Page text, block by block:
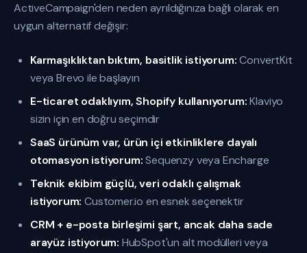
ActiveCampaign'den neden ayrıldığınıza bağlı olarak en
uygun alternatif değişir:
Karmaşıklıktan bıktım, basitlik istiyorum:ConvertKit
veya Brevo ile başlayın
E-ticaret odaklıyım, Shopify kullanıyorum:Klaviyo
sizin için en doğru seçimdir
SaaS ürünüm var, ürün içi etkinliklere dayalı
otomasyon istiyorum:Sequenzy veya Encharge
Teknik ekibim güçlü, veri odaklı çalışmak
istiyorum: Customer.io en esnek seçenektir
CRM + e-posta birleşimi şart, ancak daha sade
arayüz istiyorum: HubSpot'un alt modülleri veya